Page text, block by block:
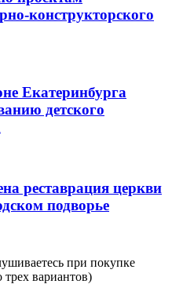
конструкторского
Екатеринбурга
детского
реставрация церкви
подворье
при покупке
вариантов)